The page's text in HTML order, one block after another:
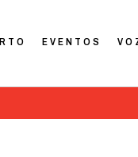
EVENTOS